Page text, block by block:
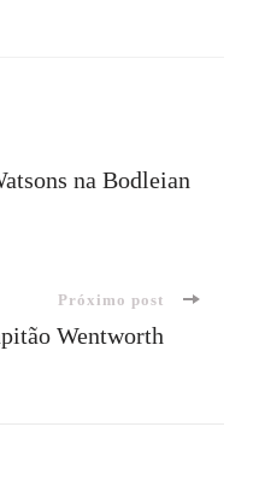
na Bodleian
Próximo post
Wentworth